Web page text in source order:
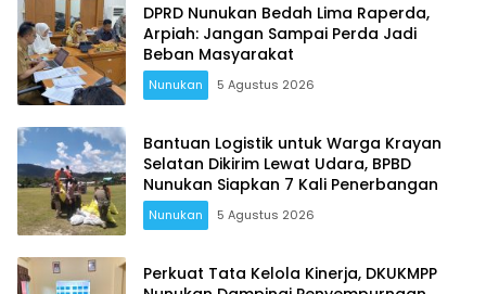
DPRD Nunukan Bedah Lima Raperda,
Arpiah: Jangan Sampai Perda Jadi
Beban Masyarakat
Nunukan 5 Agustus 2026
Bantuan Logistik untuk Warga Krayan
Selatan Dikirim Lewat Udara, BPBD
Nunukan Siapkan 7 Kali Penerbangan
Nunukan 5 Agustus 2026
Perkuat Tata Kelola Kinerja, DKUKMPP